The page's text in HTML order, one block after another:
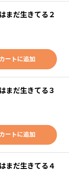
まだ生きてる２
カートに追加
まだ生きてる３
カートに追加
まだ生きてる４